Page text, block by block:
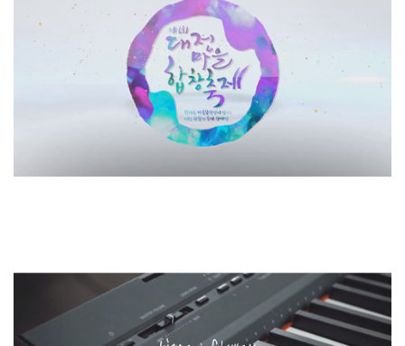
LifeUs
[2017] 대전문화재단 / 공연 영상 제작 (제 6회 대전..